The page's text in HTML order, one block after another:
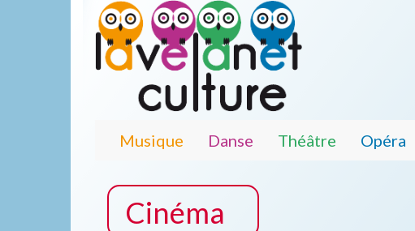
Musique Danse Théâtre Opéra
Cinéma